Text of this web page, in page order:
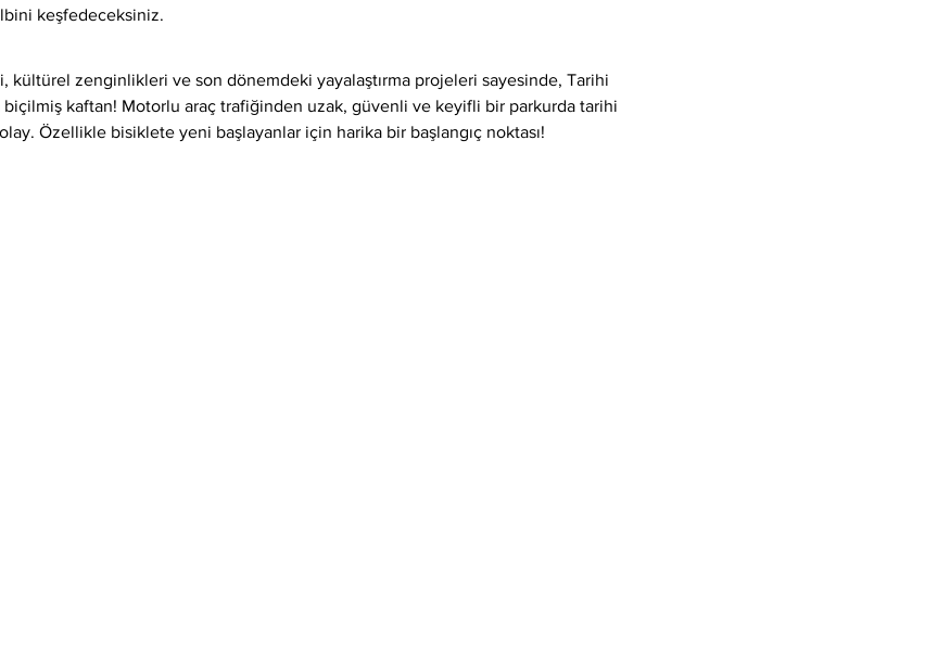
keşfedeceksiniz.
kültürel zenginlikleri ve son dönemdeki yayalaştırma projeleri sayesinde, Tarihi
kaftan! Motorlu araç trafiğinden uzak, güvenli ve keyifli bir parkurda tarihi
Özellikle bisiklete yeni başlayanlar için harika bir başlangıç noktası!